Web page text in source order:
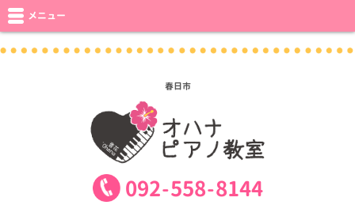
春日市
092-558-8144
メニュー